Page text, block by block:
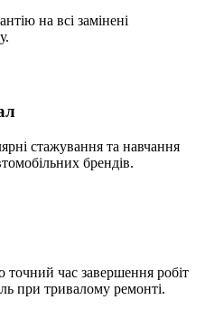
на всі замінені
стажування та навчання
брендів.
час завершення робіт
при тривалому ремонті.